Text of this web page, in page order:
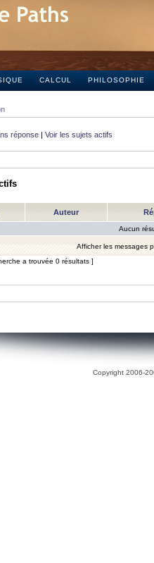
CALCUL PHILOSOPHIE
réponse | Voir les sujets actifs
Auteur
Aucun
Afficher les messages
a trouvée 0 résultats ]
Copyright 2006-